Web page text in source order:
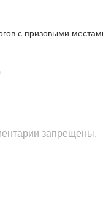
с призовыми
запрещены.